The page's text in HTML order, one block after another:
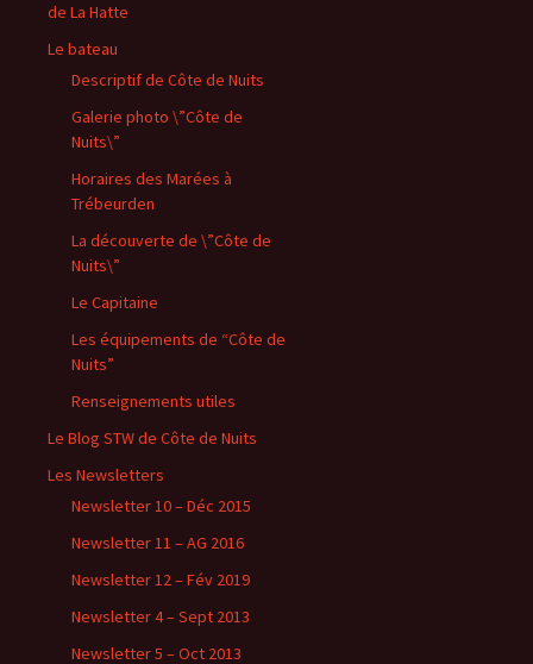
de La Hatte
Le bateau
Descriptif de Côte de Nuits
Galerie photo \”Côte de
Nuits\”
Horaires des Marées à
Trébeurden
La découverte de \”Côte de
Nuits\”
Le Capitaine
Les équipements de “Côte de
Nuits”
Renseignements utiles
Le Blog STW de Côte de Nuits
Les Newsletters
Newsletter 10 – Déc 2015
Newsletter 11 – AG 2016
Newsletter 12 – Fév 2019
Newsletter 4 – Sept 2013
Newsletter 5 – Oct 2013